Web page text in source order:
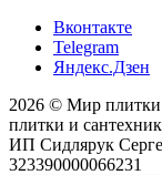
Вконтакте
Telegram
Яндекс.Дзен
2026 © Мир плитки
плитки и
ИП Сидлярук
323390000066231